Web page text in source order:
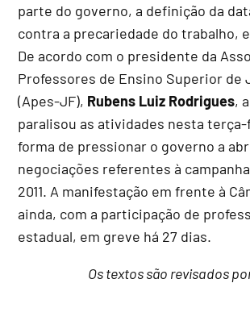
parte do governo, a definição da
contra a precariedade do trabalho,
De acordo com o presidente da
Professores de Ensino Superior de
(Apes-JF), Rubens Luiz Rodrigues,
paralisou as atividades nesta terça-
forma de pressionar o governo a
negociações referentes à
2011. A manifestação em frente à
ainda, com a participação de
estadual, em greve há 27 dias.
Os textos são revisados